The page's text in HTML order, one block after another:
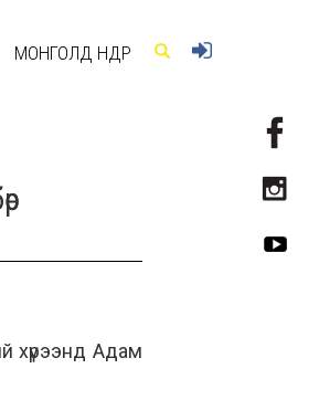
МОНГОЛД ӨНӨӨДӨР
хүрээнд Адам